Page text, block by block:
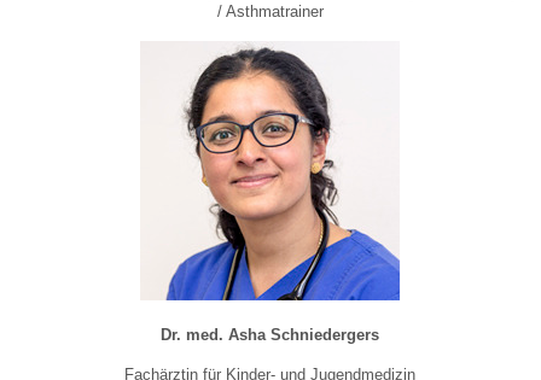
/ Asthmatrainer
Dr. med. Asha Schniedergers
Fachärztin für Kinder- und Jugendmedizin